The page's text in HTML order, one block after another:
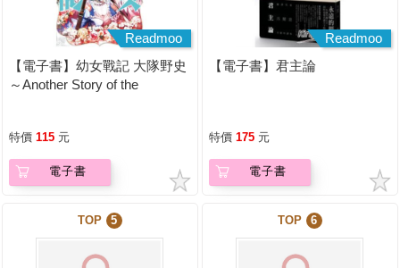
Readmoo
【電子書】幼女戰記 大隊野史
～Another Story of the
特價 115 元
電子書
Readmoo
【電子書】君主論
特價 175 元
電子書
TOP 5 TOP 6